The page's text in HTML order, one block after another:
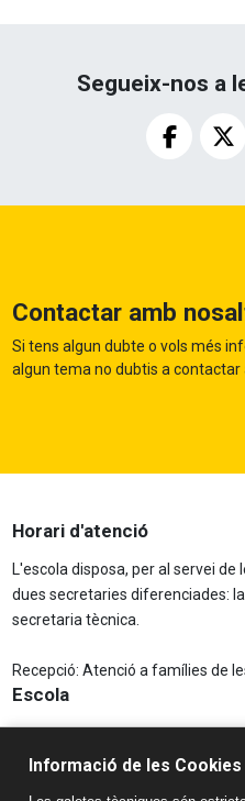
Segueix-nos a
Contactar amb
Si tens algun dubte o vols més
algun tema no dubtis a contactar
Horari d'atenció
L'escola disposa, per al servei
dues secretaries diferenciades:
secretaria tècnica.
Recepció: Atenció a famílies de
Escola
Escola
Missió, Visió i Valors
Informació de les Cookies